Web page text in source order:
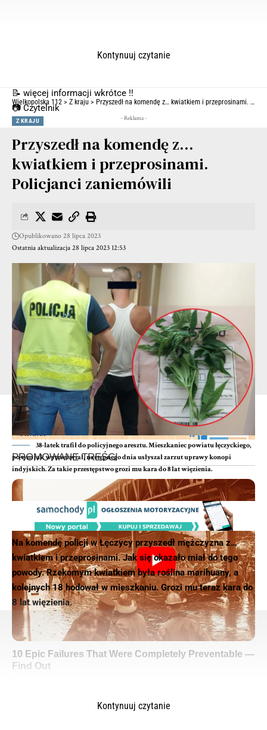
📝 więcej informacji wkrótce ‼️
📷 Czytelnik
- Reklama -
Kontynuuj czytanie
Wielkopolska 112 > Z kraju > Przyszedł na komendę z… kwiatkiem i przeprosinami. Policjanci zaniemówili
Z KRAJU
Przyszedł na komendę z…
kwiatkiem i przeprosinami.
Policjanci zaniemówili
Ostatnia aktualizacja 28 lipca 2023 12:53
Opublikowano 28 lipca 2023
38-latek trafił do policyjnego aresztu. Mieszkaniec powiatu łęczyckiego,
po tym jak wytrzeźwiał, następnego dnia usłyszał zarzut uprawy konopi
indyjskich. Za takie przestępstwo grozi mu kara do 8 lat więzienia.
Na komendę policji w Łęczycy przyszedł mężczyzna z…
kwiatkiem i przeprosinami. Jak się okazało miał do tego
powody. Rzekomym kwiatkiem była roślina marihuany, a
kolejnych 18 hodował w mieszkaniu. Grozi mu teraz kara do
8 lat więzienia.
Kontynuuj czytanie